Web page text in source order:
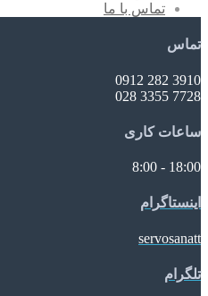
تماس با ما
تماس
3910 282 0912
7728 3355 028
ساعات کاری
18:00 - 8:00
اینستاگرام
servosanatt
تلگرام